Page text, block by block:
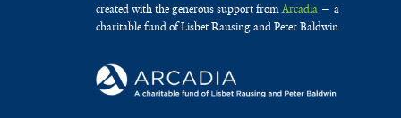
created with the generous support fromArcadia— a
charitable fund of Lisbet Rausing and Peter Baldwin.